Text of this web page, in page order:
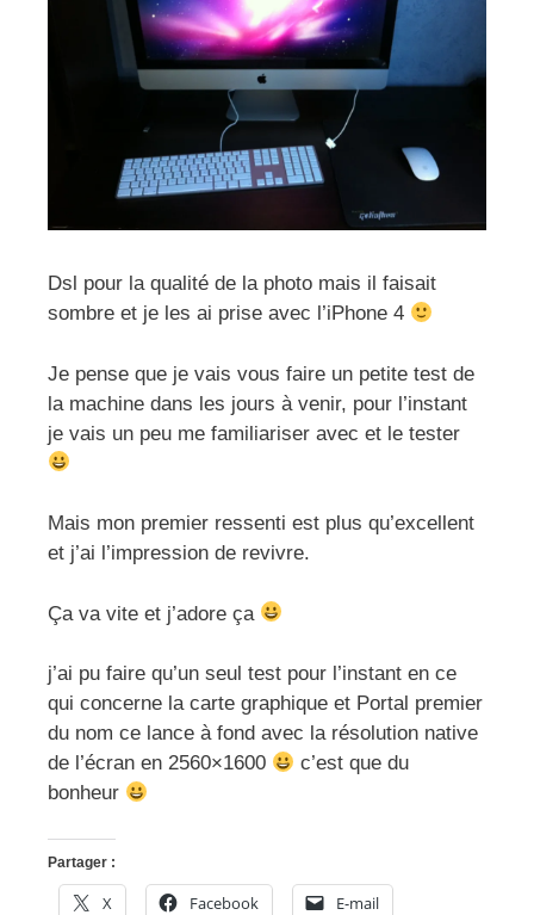
Dsl pour la qualité de la photo mais il faisait
sombre et je les ai prise avec l’iPhone 4
Je pense que je vais vous faire un petite test de
la machine dans les jours à venir, pour l’instant
je vais un peu me familiariser avec et le tester
Mais mon premier ressenti est plus qu’excellent
et j’ai l’impression de revivre.
Ça va vite et j’adore ça
j’ai pu faire qu’un seul test pour l’instant en ce
qui concerne la carte graphique et Portal premier
du nom ce lance à fond avec la résolution native
de l’écran en 2560×1600
c’est que du
bonheur
Partager :
X Facebook E-mail